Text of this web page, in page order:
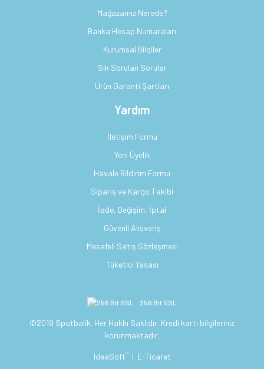
Mağazamız Nerede?
Banka Hesap Numaraları
Kurumsal Bilgiler
Sık Sorulan Sorular
Ürün Garanti Şartları
Yardım
İletişim Formu
Yeni Üyelik
Havale Bildirim Formu
Sipariş ve Kargo Takibi
İade, Değişim, İptal
Güvenli Alışveriş
Mesafeli Satış Sözleşmesi
Tüketici Yasası
256 Bit SSL
©2019 Spotbalik. Her Hakkı Saklıdır. Kredi kartı bilgileriniz
korunmaktadır.
IdeaSoft® | E-Ticaret